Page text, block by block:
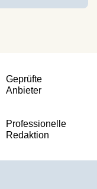
Geprüfte
Anbieter
Professionelle
Redaktion